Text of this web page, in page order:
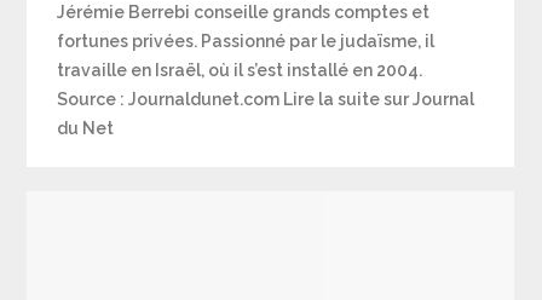
Jérémie Berrebi conseille grands comptes et
fortunes privées. Passionné par le judaïsme, il
travaille en Israël, où il s’est installé en 2004.
Source : Journaldunet.com Lire la suite sur Journal
du Net